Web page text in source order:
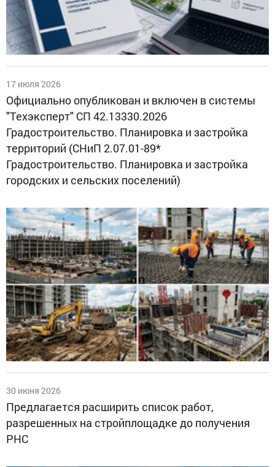
17 июля 2026
Официально опубликован и включен в системы
"Техэксперт" СП 42.13330.2026
Градостроительство. Планировка и застройка
территорий (СНиП 2.07.01-89*
Градостроительство. Планировка и застройка
городских и сельских поселений)
30 июня 2026
Предлагается расширить список работ,
разрешенных на стройплощадке до получения
РНС